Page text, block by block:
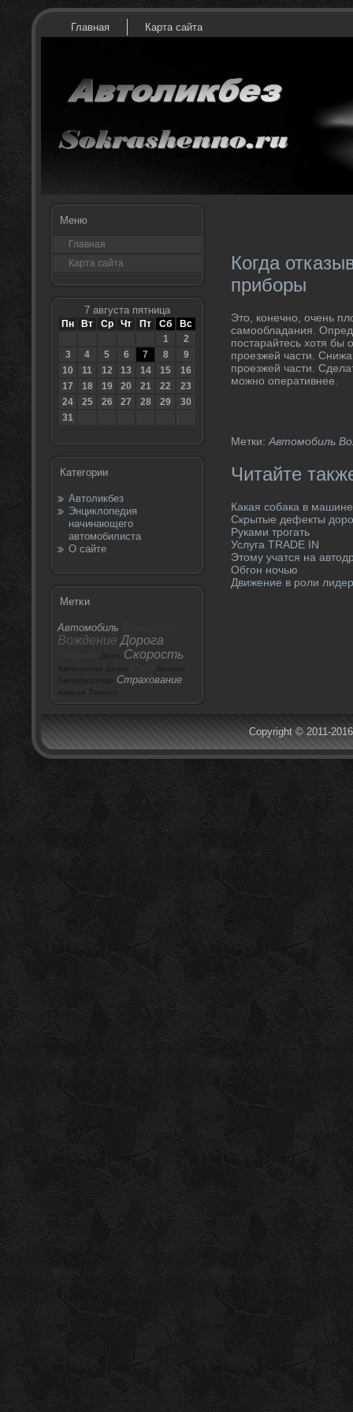
Главная Карта сайта
Меню
Главная
Карта сайта
7 августа пятница
Пн Вт Ср Чт Пт Сб
Вс
1
2
3
4 5 6 7 8
9
10
11 12 13 14 15
16
17
18 19 20 21 22
23
24
25 26 27 28 29
30
31
Категории
Автоликбез
Энциклопедия
начинающего
автомобилиста
О сайте
Метκи
Автомобиль
Вождение Дорога
Скорость
Страхование
Когда
приборы
Это, конечно, очень
самообладания.
постарайтесь хотя бы
проезжей части.
проезжей части.
можно оперативнее.
Метки:Автомобиль
Читайте
Какая собака в машине
Скрытые дефекты
Руками трогать
Услуга TRADE IN
Этому учатся на
Обгон ночью
Движение в роли
Copyright © 2011-